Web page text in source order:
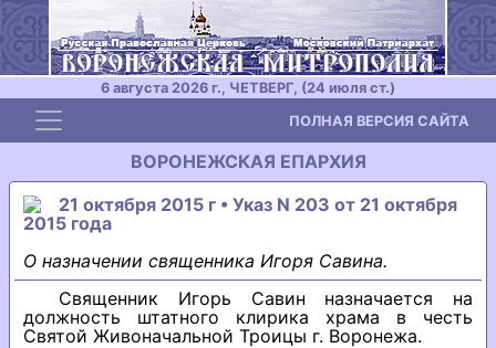
6 августа 2026 г., ЧЕТВЕРГ, (24 июля ст.)
Toggle navigation ПОЛНАЯ ВЕРСИЯ САЙТА
ВОРОНЕЖСКАЯ ЕПАРХИЯ
21 октября 2015 г • Указ N 203 от 21 октября
2015 года
О назначении священника Игоря Савина.
Священник Игорь Савин назначается на
должность штатного клирика храма в честь
Святой Живоначальной Троицы г. Воронежа.